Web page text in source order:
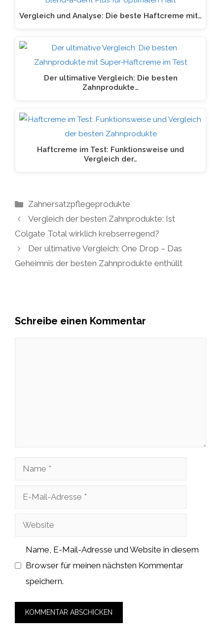
Vergleich und Analyse: Die beste Haftcreme mit…
Der ultimative Vergleich: Die besten
Zahnprodukte…
Haftcreme im Test: Funktionsweise und
Vergleich der…
Kategorien
Zahnersatzpflegeprodukte
Vergleich der besten Zahnprodukte: Ist
Colgate Total wirklich krebserregend?
Der ultimative Vergleich: One Drop – Das
Geheimnis der besten Zahnprodukte enthüllt
Schreibe einen Kommentar
Name
Adresse
Website
Name, E-Mail-Adresse und Website in diesem
Browser für meinen nächsten Kommentar
speichern.